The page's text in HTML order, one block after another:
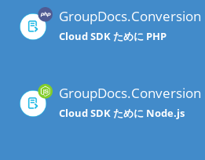
GroupDocs.Conversion
Cloud SDK ために PHP
GroupDocs.Conversion
Cloud SDK ために Node.js